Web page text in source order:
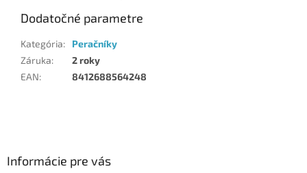
Dodatočné parametre
Kategória:
Peračníky
Záruka:
2 roky
EAN: 8412688564248
Informácie pre vás